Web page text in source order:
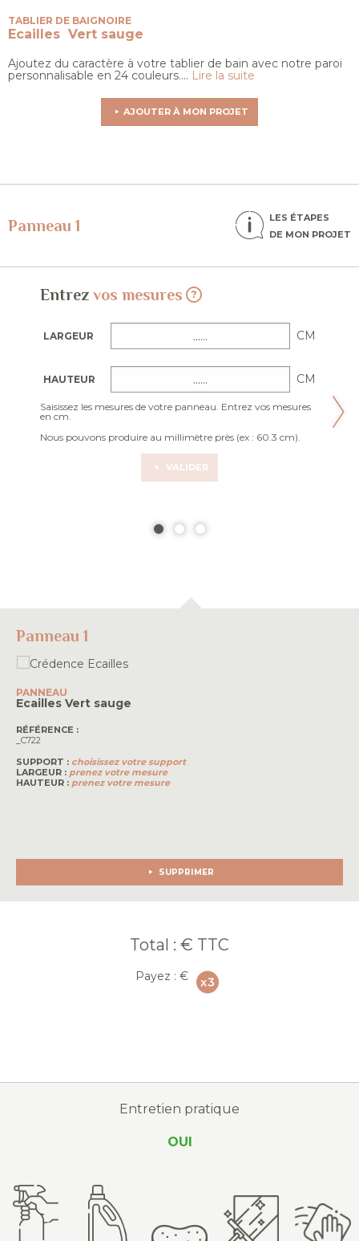
TABLIER DE BAIGNOIRE
Ecailles Vert sauge
Ajoutez du caractère à votre tablier de bain avec notre paroi
personnalisable en 24 couleurs.... Lire la suite
AJOUTER À MON PROJET
Panneau 1
LES ÉTAPES
DE MON PROJET
Entrez vos mesures
LARGEUR CM
HAUTEUR CM
Saisissez les mesures de votre panneau. Entrez vos mesures
en cm.
Nous pouvons produire au millimètre près (ex : 60.3 cm).
VALIDER
Panneau 1
PANNEAU
Ecailles Vert sauge
RÉFÉRENCE :
_C722
SUPPORT : choisissez votre support
LARGEUR : prenez votre mesure
HAUTEUR : prenez votre mesure
SUPPRIMER
Total : € TTC
Payez :€
Entretien pratique
OUI